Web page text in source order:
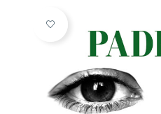
Añadir a la lista de deseos